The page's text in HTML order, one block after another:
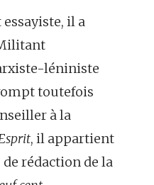
il a
léniniste
toutefois
à la
, il appartient
rédaction de la